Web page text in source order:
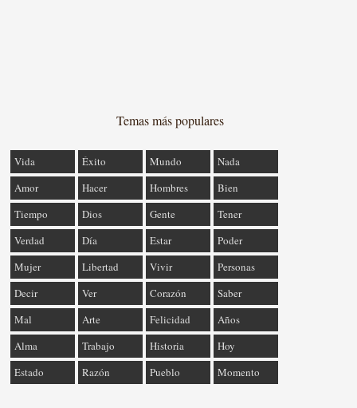
Temas más populares
Vida Éxito Mundo
Nada
Amor
Hacer Hombres
Bien
Tiempo
Dios Gente
Tener
Verdad
Día Estar
Poder
Mujer
Libertad Vivir
Personas
Decir
Ver Corazón
Saber
Mal
Arte Felicidad
Años
Alma
Trabajo Historia
Hoy
Estado
Razón Pueblo Momento